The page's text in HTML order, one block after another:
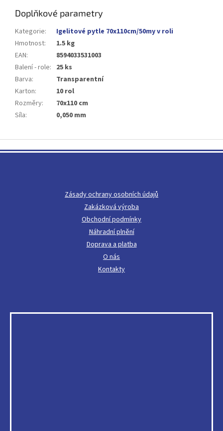
Doplňkové parametry
Kategorie:
Igelitové pytle 70x110cm/50my v roli
Hmotnost:
1.5 kg
EAN:
8594033531003
Balení - role: 25 ks
Barva:
Transparentní
Karton:
10 rol
Rozměry:
70x110 cm
Síla: 0,050 mm
á
Zásady ochrany osobních údajů
Zakázková výroba
Obchodní podmínky
Náhradní plnění
Doprava a platba
O nás
Kontakty